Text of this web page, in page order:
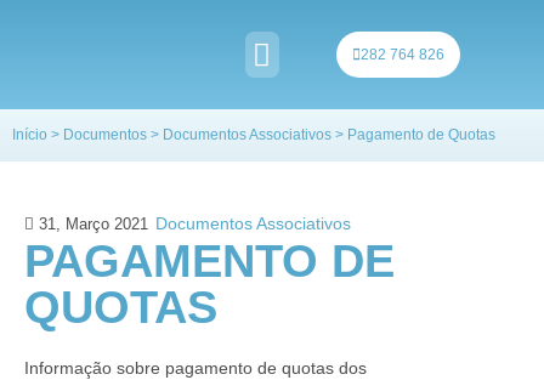
282 764 826
Início > Documentos > Documentos Associativos > Pagamento de Quotas
31, Março 2021 Documentos Associativos
PAGAMENTO DE
QUOTAS
Informação sobre pagamento de quotas dos